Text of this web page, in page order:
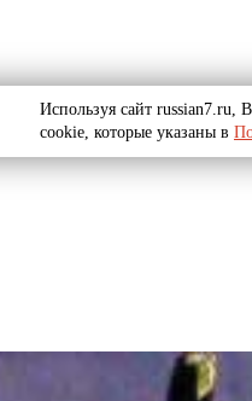
Используя сайт russian7.ru,
cookie, которые указаны в